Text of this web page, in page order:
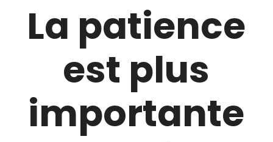
La patience
est plus
importante